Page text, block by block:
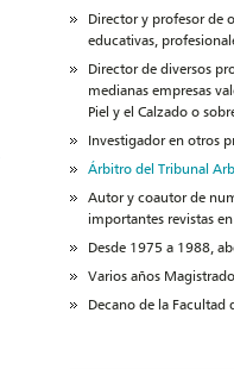
Director y profesor de
educativas,
Director de diversos
medianas empresas
Piel y el Calzado o
Investigador en otros
Árbitro del Tribunal
Autor y coautor de
importantes revistas
Desde 1975 a 1988,
Varios años
Decano de la Facultad